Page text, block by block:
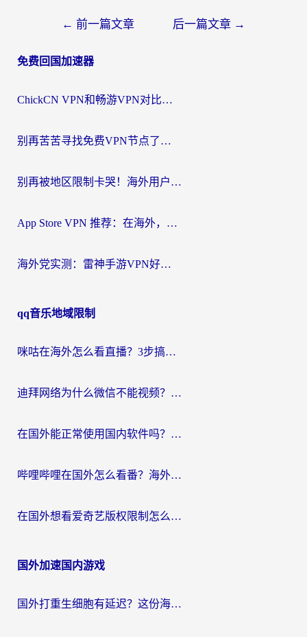
导
← 前一篇文章 后一篇文章 →
免费回国加速器
ChickCN VPN和畅游VPN对比哪个回国效果更好？海外党必看的回国加速器选择指南
别再苦苦寻找免费VPN节点了，这才是海外访问国内资源的正确姿势
别再被地区限制卡哭！海外用户vpn中国下载全攻略，无缝刷剧办公社交
App Store VPN 推荐：在海外，如何找回那扇回家的“任意门”？
海外党实测：雷神手游VPN好用吗？和闪电VPN对比哪个回国效果更好？附小众工具深度测评
qq音乐地域限制
咪咕在海外怎么看直播？3步搞定地域限制，还能畅看腾讯视频与国内热剧
迪拜网络为什么微信不能视频？海外党必看的回国加速全攻略
在国外能正常使用国内软件吗？海外党亲测有效的无缝访问指南
哔哩哔哩在国外怎么看番？海外党追剧看片的终极解决方案
在国外想看爱奇艺版权限制怎么办？海外华人必看的追剧自由指南
国外加速国内游戏
国外打重生细胞有延迟？这份海外畅玩国服游戏加速器终极指南请收好